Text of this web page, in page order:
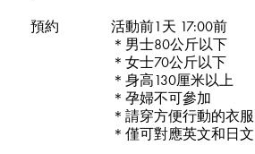
預約
活動前1天 17:00前
＊男士80公斤以下
＊女士70公斤以下
＊身高130厘米以上
＊孕婦不可參加
＊請穿方便行動的衣服
＊僅可對應英文和日文